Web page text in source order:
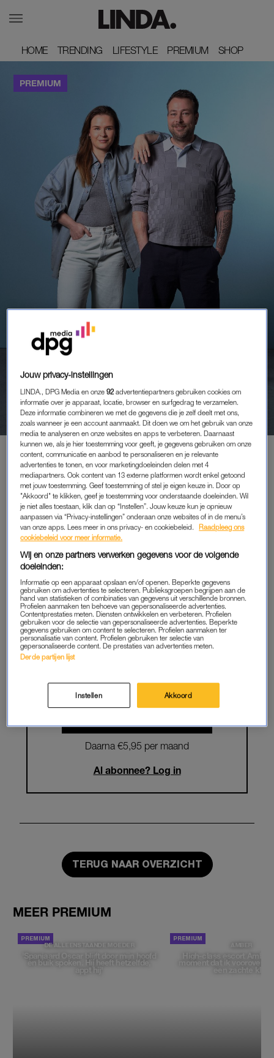
HOME
HOME TRENDING
TRENDING LIFESTYLE
LIFESTYLE PREMIUM
PREMIUM SHOP
SHOP
PORTRETTEN
BRITT (33) EN BRAM (39)
HEBBEN 6
GEZINSHUISKINDEREN: ‘WE
BLIJVEN ONS
VERANTWOORDELIJK VOELEN’
PREMIUM
LEES VERDER MET
PREMIUM
artikelen
Lees LINDA.magazine online
Geniet van te gekke winacties en
lekkere puzzels
Daarna €5,95 per maand
Al abonnee? Log in
TERUG NAAR OVERZICHT
MEER PREMIUM
DE ALLEENSTAANDE MOEDER
'Spanjaard Oscar blijft door mijn hoofd
en buik spoken. Hij heeft hetzelfde,
appt hij'
AMBER
High-class escort Amber:
moment dat ik
een zachte klik’
Jouw privacy-instellingen
LINDA., DPG Media en onze92 advertentiepartners gebruiken cookies om
informatie over je apparaat, locatie, browser en surfgedrag te verzamelen.
Deze informatie combineren we met de gegevens die je zelf deelt met ons,
zoals wanneer je een account aanmaakt. Dit doen we om het gebruik van onze
media te analyseren en onze websites en apps te verbeteren. Daarnaast
kunnen we, als je hier toestemming voor geeft, je gegevens gebruiken om onze
content, communicatie en aanbod te personaliseren en je relevante
advertenties te tonen, en voor marketingdoeleinden delen met 4
mediapartners. Ook content van 13 externe platformen wordt enkel getoond
met jouw toestemming. Geef toestemming of stel je eigen keuze in. Door op
"Akkoord" te klikken, geef je toestemming voor onderstaande doeleinden. Wil
je niet alles toestaan, klik dan op “Instellen”. Jouw keuze kun je opnieuw
aanpassen via “Privacy-instellingen” onderaan onze websites of in de menu’s
van onze apps. Lees meer in ons privacy- en cookiebeleid.
Raadpleeg ons
cookiebeleid voor meer informatie.
Wij en onze partners verwerken gegevens voor de volgende
doeleinden:
Informatie op een apparaat opslaan en/of openen. Beperkte gegevens
gebruiken om advertenties te selecteren. Publieksgroepen begrijpen aan de
hand van statistieken of combinaties van gegevens uit verschillende bronnen.
Profielen aanmaken ten behoeve van gepersonaliseerde advertenties.
Contentprestaties meten. Diensten ontwikkelen en verbeteren. Profielen
gebruiken voor de selectie van gepersonaliseerde advertenties. Beperkte
gegevens gebruiken om content te selecteren. Profielen aanmaken ter
personalisatie van content. Profielen gebruiken ter selectie van
gepersonaliseerde content. De prestaties van advertenties meten.
Derde partijen lijst
Instellen Akkoord